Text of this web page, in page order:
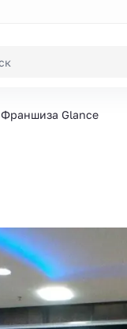
Франшиза Glance